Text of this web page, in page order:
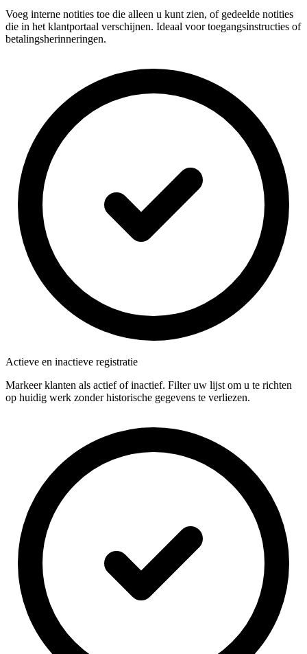
Voeg interne notities toe die alleen u kunt zien, of gedeelde notities
die in het klantportaal verschijnen. Ideaal voor toegangsinstructies of
betalingsherinneringen.
Actieve en inactieve registratie
Markeer klanten als actief of inactief. Filter uw lijst om u te richten
op huidig werk zonder historische gegevens te verliezen.